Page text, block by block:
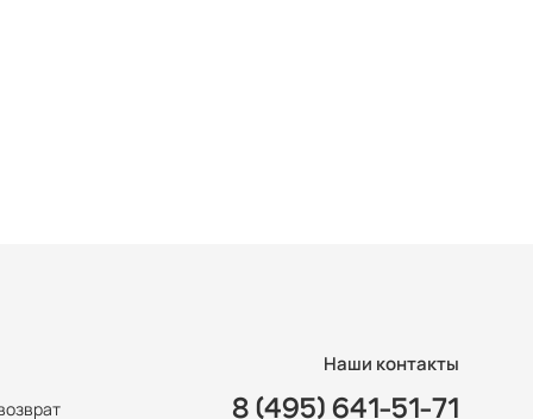
Наши контакты
8 (495) 641-51-71